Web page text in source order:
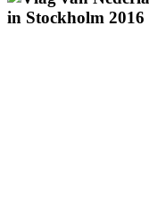
in Stockholm 2016